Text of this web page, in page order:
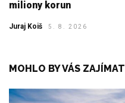
miliony korun
Juraj Koiš 5. 8. 2026
MOHLO BY VÁS ZAJÍMAT